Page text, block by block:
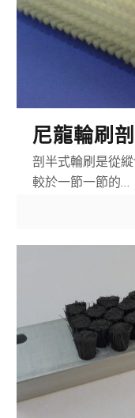
尼龍輪刷
剖半式輪刷是從
較於一節一節的…